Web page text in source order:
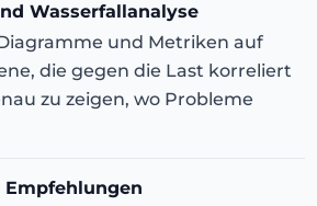
Wasserfallanalyse
und Metriken auf
die gegen die Last korreliert
zu zeigen, wo Probleme